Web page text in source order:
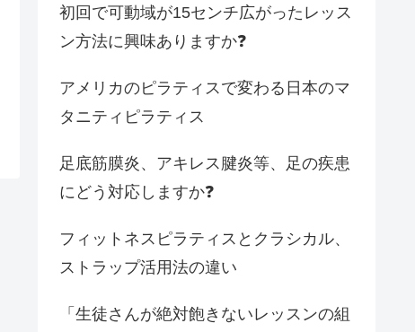
初回で可動域が15センチ広がったレッス
ン方法に興味ありますか❓
アメリカのピラティスで変わる日本のマ
タニティピラティス
足底筋膜炎、アキレス腱炎等、足の疾患
にどう対応しますか❓
フィットネスピラティスとクラシカル、
ストラップ活用法の違い
「生徒さんが絶対飽きないレッスンの組